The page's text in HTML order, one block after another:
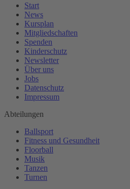
Start
News
Kursplan
Mitgliedschaften
Spenden
Kinderschutz
Newsletter
Über uns
Jobs
Datenschutz
Impressum
Abteilungen
Ballsport
Fitness und Gesundheit
Floorball
Musik
Tanzen
Turnen